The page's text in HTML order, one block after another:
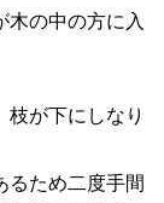
木の中の方に入
が下にしなり
るため二度手間